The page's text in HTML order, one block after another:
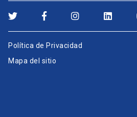
Política de Privacidad
Mapa del sitio